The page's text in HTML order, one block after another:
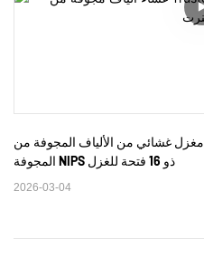
مغزل غشائي من الألياف المجوفة من Trustech: مغزل غشائي من الألياف
المجوفة NIPS ذو 16 فتحة للغزل
2026-03-04